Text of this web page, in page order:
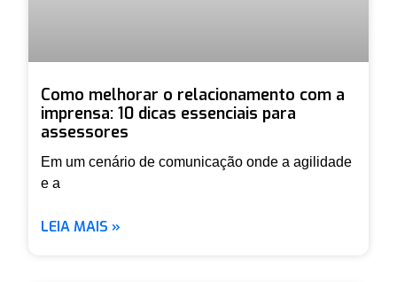
Como melhorar o relacionamento com a
imprensa: 10 dicas essenciais para
assessores
Em um cenário de comunicação onde a agilidade
e a
LEIA MAIS »